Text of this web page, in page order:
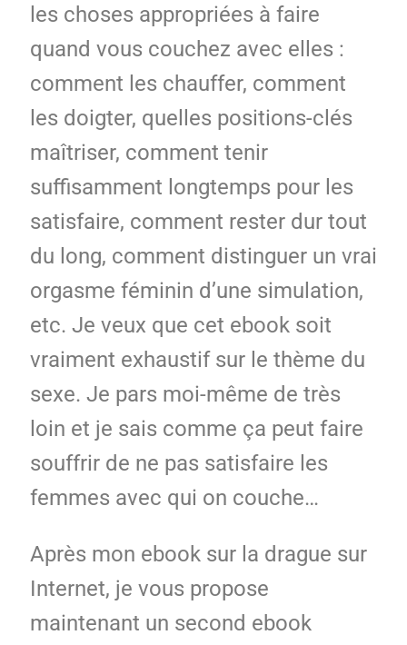
les choses appropriées à faire
quand vous couchez avec elles :
comment les chauffer, comment
les doigter, quelles positions-clés
maîtriser, comment tenir
suffisamment longtemps pour les
satisfaire, comment rester dur tout
du long, comment distinguer un vrai
orgasme féminin d’une simulation,
etc. Je veux que cet ebook soit
vraiment exhaustif sur le thème du
sexe. Je pars moi-même de très
loin et je sais comme ça peut faire
souffrir de ne pas satisfaire les
femmes avec qui on couche…
Après mon ebook sur la drague sur
Internet, je vous propose
maintenant un second ebook